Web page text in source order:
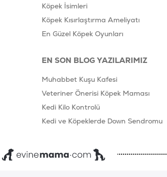
Köpek İsimleri
Köpek Kısırlaştırma Ameliyatı
En Güzel Köpek Oyunları
EN SON BLOG YAZILARIMIZ
Muhabbet Kuşu Kafesi
Veteriner Önerisi Köpek Maması
Kedi Kilo Kontrolü
Kedi ve Köpeklerde Down Sendromu